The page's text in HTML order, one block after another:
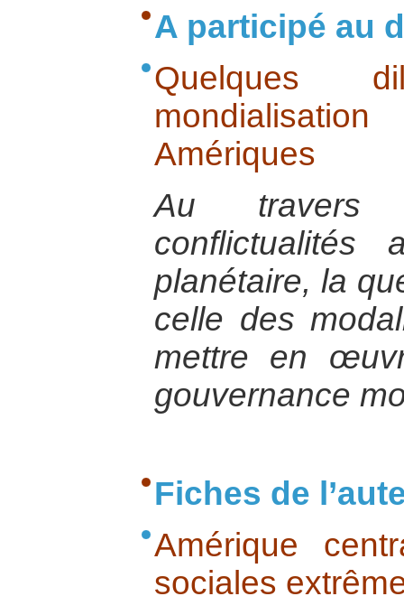
A participé au
Quelques
Amériques
Au travers
conflictualités
planétaire, la
celle des
mettre en
gouvernance
Fiches de
Amérique
sociales